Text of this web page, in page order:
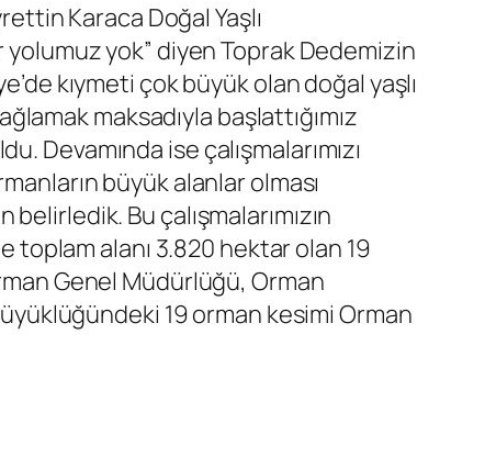
Karaca Doğal Yaşlı
yok” diyen Toprak Dedemizin
kıymeti çok büyük olan doğal yaşlı
maksadıyla başlattığımız
Devamında ise çalışmalarımızı
büyük alanlar olması
Bu çalışmalarımızın
toplam alanı 3.820 hektar olan 19
Genel Müdürlüğü, Orman
19 orman kesimi Orman